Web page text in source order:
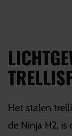
Het stalen
de Ninja H2,